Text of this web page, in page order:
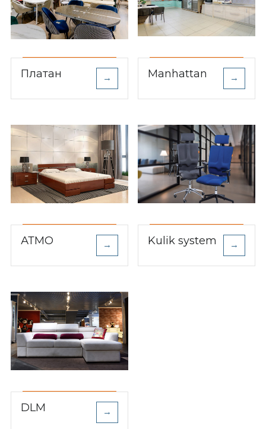
Платан → Manhattan →
АТМО → Kulik system →
DLM →